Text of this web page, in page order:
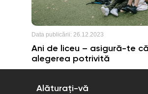
Data publicării: 26.12.2023
Ani de liceu – asigură-te
alegerea potrivită
Alăturați-vă